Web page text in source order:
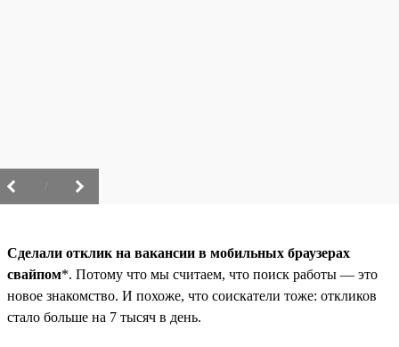
Сделали отклик на вакансии в мобильных браузерах
свайпом*. Потому что мы считаем, что поиск работы — это
новое знакомство. И похоже, что соискатели тоже: откликов
стало больше на 7 тысяч в день.